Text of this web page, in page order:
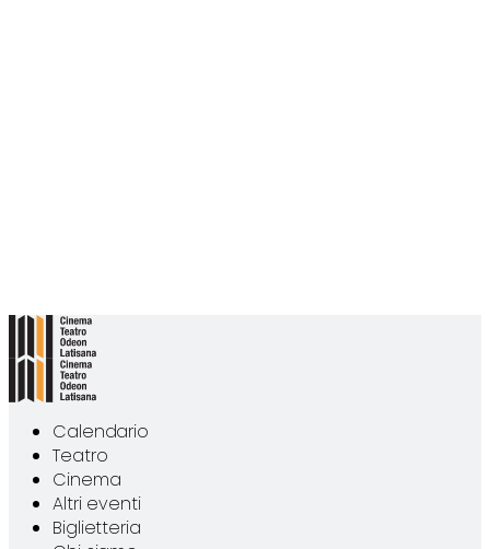
Calendario
Teatro
Cinema
Altri eventi
Biglietteria